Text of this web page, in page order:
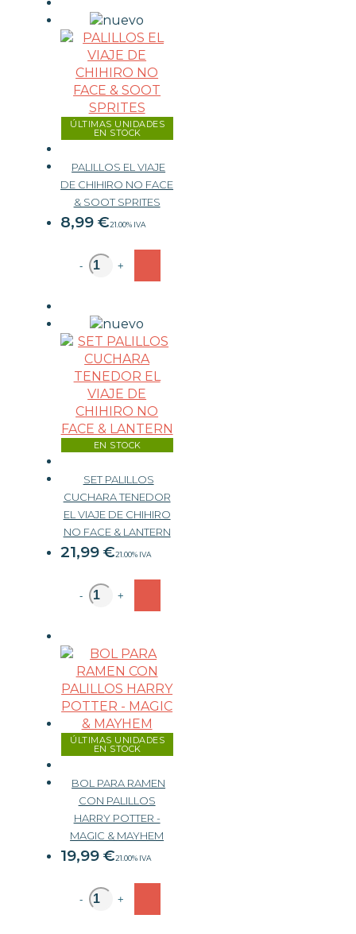
ÚLTIMAS UNIDADES
EN STOCK
PALILLOS EL VIAJE
DE CHIHIRO NO FACE
& SOOT SPRITES
8,99 €21.00% IVA
- +
EN STOCK
SET PALILLOS
CUCHARA TENEDOR
EL VIAJE DE CHIHIRO
NO FACE & LANTERN
21,99 €21.00% IVA
- +
ÚLTIMAS UNIDADES
EN STOCK
BOL PARA RAMEN
CON PALILLOS
HARRY POTTER -
MAGIC & MAYHEM
19,99 €21.00% IVA
- +